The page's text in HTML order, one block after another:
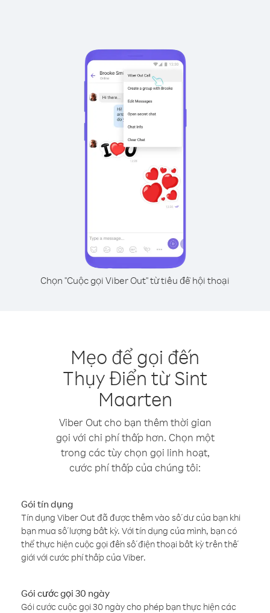
Chọn "Cuộc gọi Viber Out" từ tiêu đề hội thoại
Mẹo để gọi đến
Thụy Điển từ Sint
Maarten
Viber Out cho bạn thêm thời gian
gọi với chi phí thấp hơn. Chọn một
trong các tùy chọn gọi linh hoạt,
cước phí thấp của chúng tôi:
Gói tín dụng
Tín dụng Viber Out đã được thêm vào số dư của bạn khi
bạn mua số lượng bất kỳ. Với tín dụng của mình, bạn có
thể thực hiện cuộc gọi đến số điện thoại bất kỳ trên thế
giới với cước phí thấp của Viber.
Gói cước gọi 30 ngày
Gói cước cuộc gọi 30 ngày cho phép bạn thực hiện các